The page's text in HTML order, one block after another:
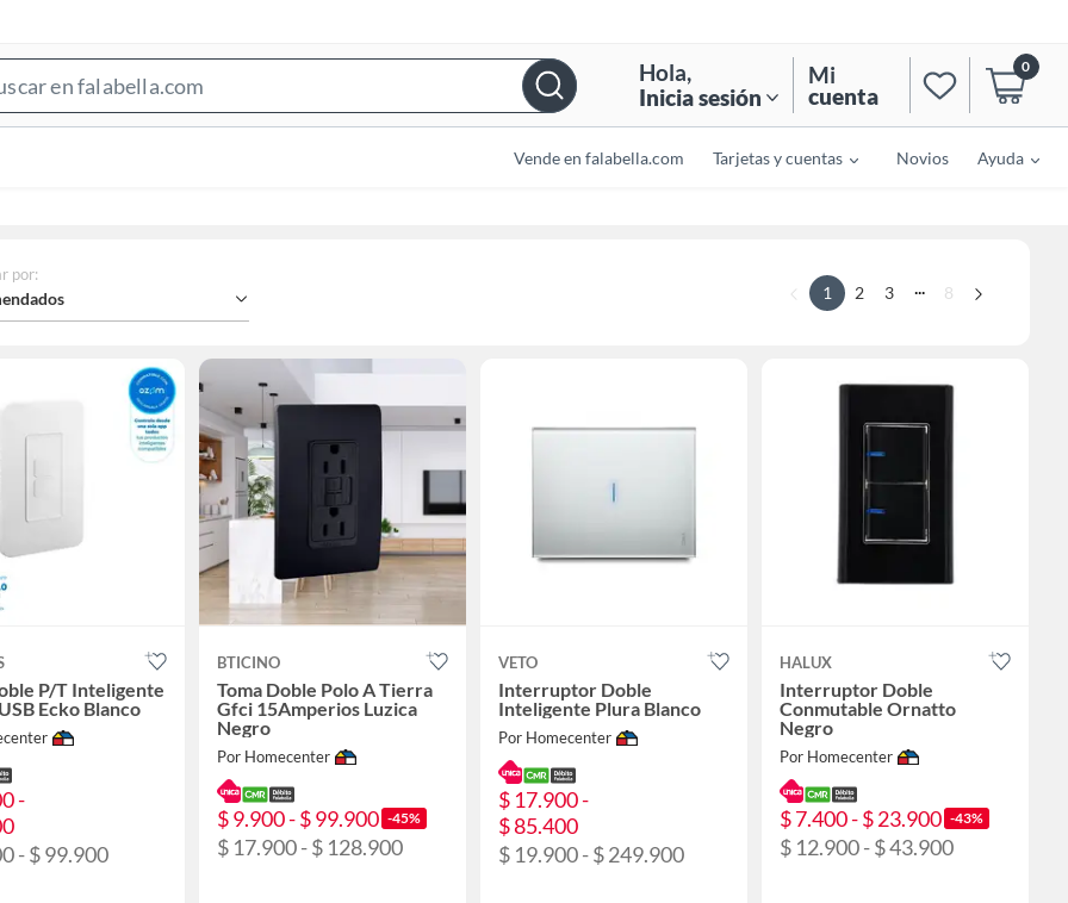
Bar
Hola,
Inicia sesión
Mi
cuenta
0
Vende en falabella.com Tarjetas y cuentas Novios Ayuda
por:
1 2 3 ... 8
P/T Inteligente
Ecko Blanco
-
- $ 99.900
BTICINO
Toma Doble Polo A Tierra
Gfci 15Amperios Luzica
Negro
Por Homecenter
$ 9.900 - $ 99.900 -45%
$ 17.900 - $ 128.900
VETO
Interruptor Doble
Inteligente Plura Blanco
Por Homecenter
$ 17.900 -
$ 85.400
$ 19.900 - $ 249.900
HALUX
Interruptor Doble
Conmutable Ornatto
Negro
Por Homecenter
$ 7.400 - $ 23.900 -43%
$ 12.900 - $ 43.900